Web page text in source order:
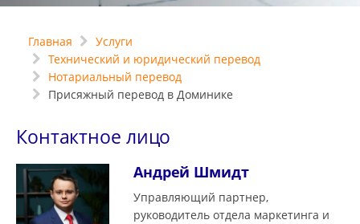
Главная
Услуги
Технический и юридический перевод
Нотариальный перевод
Присяжный перевод в Доминике
Контактное лицо
Андрей Шмидт
Управляющий партнер,
руководитель отдела маркетинга и